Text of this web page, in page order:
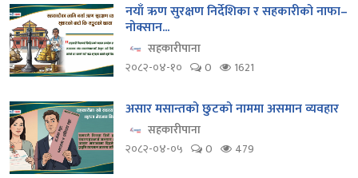
नयाँ ऋण सुरक्षण निर्देशिका र सहकारीको नाफा–
नोक्सान...
सहकारीपाना
२०८२-०४-१०
0 1621
असार मसान्तको छुटको नाममा असमान व्यवहार
सहकारीपाना
२०८२-०४-०५
0 479